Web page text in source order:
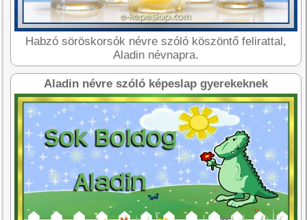
Habzó söröskorsók névre szóló köszöntő felirattal,
Aladin névnapra.
Aladin névre szóló képeslap gyerekeknek